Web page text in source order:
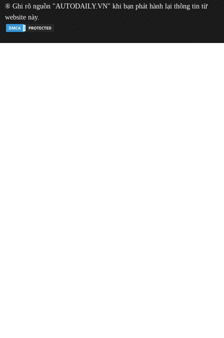
® Ghi rõ nguồn "AUTODAILY.VN" khi bạn phát hành lại thông tin từ
website này.